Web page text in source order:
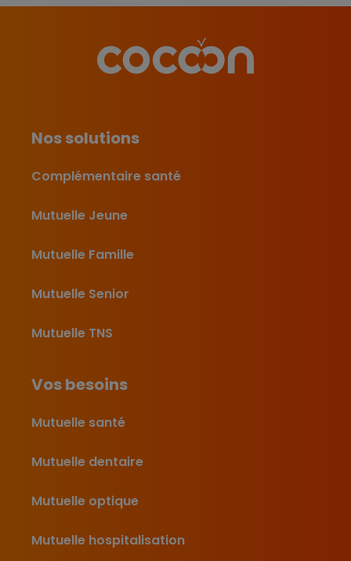
Nos solutions
Complémentaire santé
Mutuelle Jeune
Mutuelle Famille
Mutuelle Senior
Mutuelle TNS
Vos besoins
Mutuelle santé
Mutuelle dentaire
Mutuelle optique
Mutuelle hospitalisation